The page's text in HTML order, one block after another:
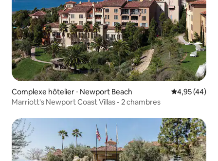
Complexe hôtelier ⋅ Newport Beach Évaluation
4,95 (44)
Marriott's Newport Coast Villas - 2 chambres